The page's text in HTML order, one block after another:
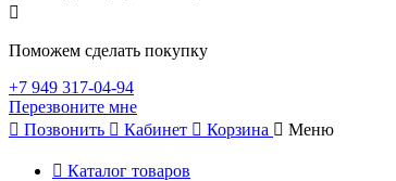
Поможем сделать покупку
+7 949 317-04-94
Перезвоните мне
Позвонить
Кабинет Корзина Меню
Каталог товаров